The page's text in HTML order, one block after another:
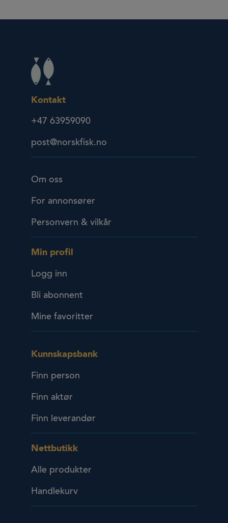
Kontakt
+47 63959090
post@norskfisk.no
Om oss
For annonsører
Personvern & vilkår
Min profil
Logg inn
Bli abonnent
Mine favoritter
Kunnskapsbank
Finn person
Finn aktør
Finn leverandør
Nettbutikk
Alle produkter
Handlekurv